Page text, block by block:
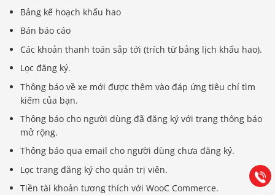
Bảng kế hoạch khấu hao
Bán báo cáo
Các khoản thanh toán sắp tới (trích từ bảng lịch khấu hao).
Lọc đăng ký.
Thông báo về xe mới được thêm vào đáp ứng tiêu chí tìm
kiếm của bạn.
Thông báo cho người dùng đã đăng ký với trang thông báo
mở rộng.
Thông báo qua email cho người dùng chưa đăng ký.
Lọc trang đăng ký cho quản trị viên.
Tiền tài khoản tương thích với WooC Commerce.
Gọi
0903.976.769
Hướng dẫn & Hỗ trợ:
(028) 22.166.144